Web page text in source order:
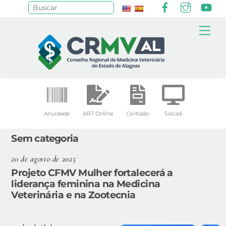
Anuidade ART Online Certidão Siscad
Sem categoria
20 de agosto de 2025
Projeto CFMV Mulher fortalecerá a
liderança feminina na Medicina
Veterinária e na Zootecnia